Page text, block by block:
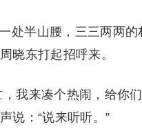
处半山腰，三三两两
晓东打起招呼来。
，我来凑个热闹，给你
说：“说来听听。”